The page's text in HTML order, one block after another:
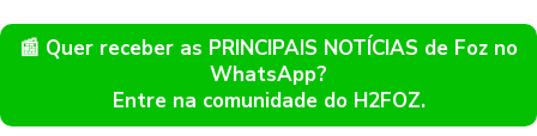
📰 Quer receber as PRINCIPAIS NOTÍCIAS de Foz no
WhatsApp?
Entre na comunidade do H2FOZ.